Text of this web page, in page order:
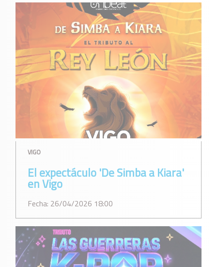
VIGO
El expectáculo 'De Simba a Kiara'
en Vigo
Fecha: 26/04/2026 18:00